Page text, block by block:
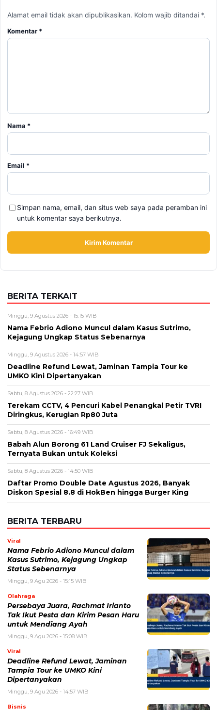
Alamat email tidak akan dipublikasikan. Kolom wajib ditandai *.
Komentar *
Nama *
Email *
Simpan nama, email, dan situs web saya pada peramban ini
untuk komentar saya berikutnya.
BERITA TERKAIT
Minggu, 9 Agustus 2026 - 15:15 WIB
Nama Febrio Adiono Muncul dalam Kasus Sutrimo,
Kejagung Ungkap Status Sebenarnya
Minggu, 9 Agustus 2026 - 14:57 WIB
Deadline Refund Lewat, Jaminan Tampia Tour ke
UMKO Kini Dipertanyakan
Sabtu, 8 Agustus 2026 - 22:27 WIB
Terekam CCTV, 4 Pencuri Kabel Penangkal Petir TVRI
Diringkus, Kerugian Rp80 Juta
Sabtu, 8 Agustus 2026 - 16:49 WIB
Babah Alun Borong 61 Land Cruiser FJ Sekaligus,
Ternyata Bukan untuk Koleksi
Sabtu, 8 Agustus 2026 - 14:50 WIB
Daftar Promo Double Date Agustus 2026, Banyak
Diskon Spesial 8.8 di HokBen hingga Burger King ‎
BERITA TERBARU
Viral
Nama Febrio Adiono Muncul dalam
Kasus Sutrimo, Kejagung Ungkap
Status Sebenarnya
Minggu, 9 Agu 2026 - 15:15 WIB
Olahraga
Persebaya Juara, Rachmat Irianto
Tak Ikut Pesta dan Kirim Pesan Haru
untuk Mendiang Ayah
Minggu, 9 Agu 2026 - 15:08 WIB
Viral
Deadline Refund Lewat, Jaminan
Tampia Tour ke UMKO Kini
Dipertanyakan
Minggu, 9 Agu 2026 - 14:57 WIB
Bisnis